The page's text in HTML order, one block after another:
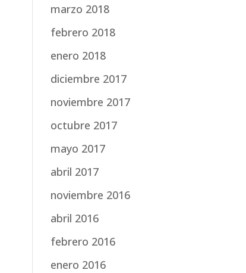
marzo 2018
febrero 2018
enero 2018
diciembre 2017
noviembre 2017
octubre 2017
mayo 2017
abril 2017
noviembre 2016
abril 2016
febrero 2016
enero 2016